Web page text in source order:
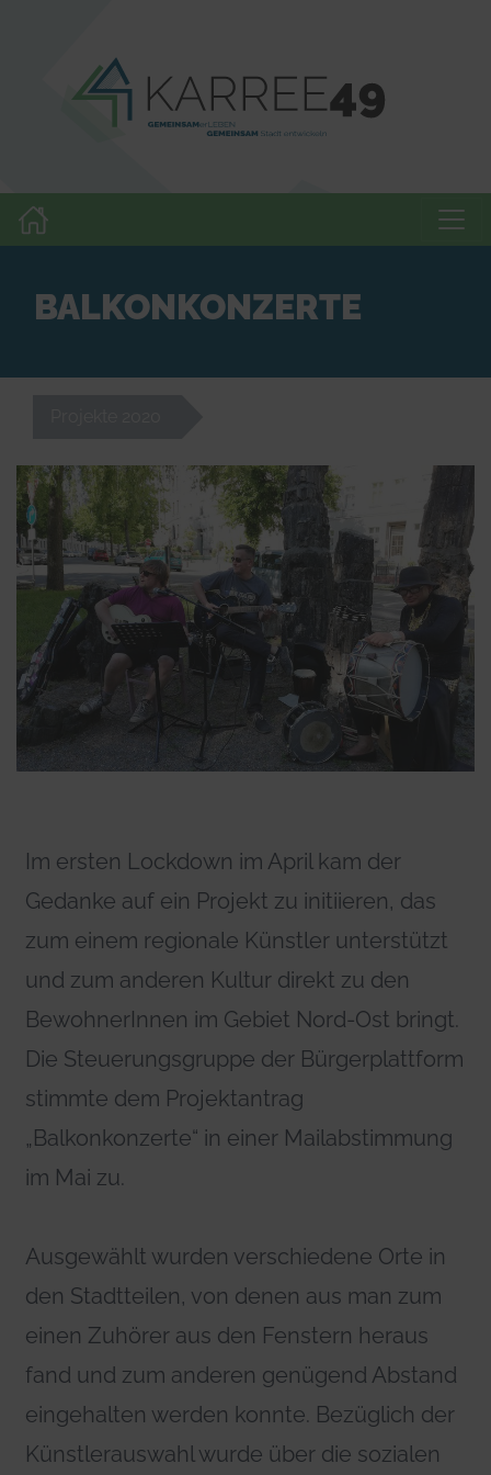
BALKONKONZERTE
Im ersten Lockdown im April kam der
Gedanke auf ein Projekt zu initiieren, das
zum einem regionale Künstler unterstützt
und zum anderen Kultur direkt zu den
BewohnerInnen im Gebiet Nord-Ost bringt.
Die Steuerungsgruppe der Bürgerplattform
stimmte dem Projektantrag
„Balkonkonzerte“ in einer Mailabstimmung
im Mai zu.
Ausgewählt wurden verschiedene Orte in
den Stadtteilen, von denen aus man zum
einen Zuhörer aus den Fenstern heraus
fand und zum anderen genügend Abstand
eingehalten werden konnte. Bezüglich der
Künstlerauswahl wurde über die sozialen